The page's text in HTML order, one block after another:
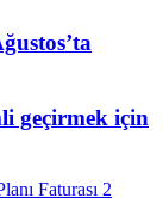
geçirmek için